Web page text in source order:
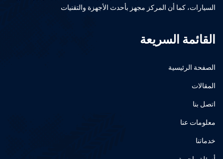
السيارات، كما أن المركز مجهز بأحدث الأجهزة والتقنيات
القائمة السريعة
الصفحة الرئيسية
المقالات
اتصل بنا
معلومات عنا
خدماتنا